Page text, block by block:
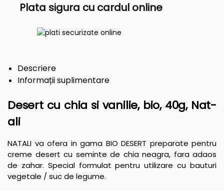
Plata sigura cu cardul online
Descriere
Informații suplimentare
Desert cu chia si vanilie, bio, 40g, Nat-
ali
NATALI va ofera in gama BIO DESERT preparate pentru
creme desert cu seminte de chia neagra, fara adaos
de zahar. Special formulat pentru utilizare cu bauturi
vegetale / suc de legume.